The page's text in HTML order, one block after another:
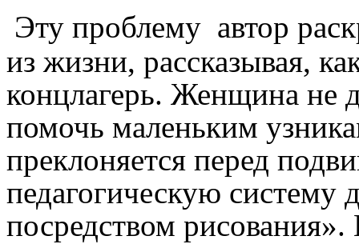
Эту проблему автор
из жизни, рассказывая,
концлагерь. Женщина не
помочь маленьким
преклоняется перед
педагогическую систему
посредством